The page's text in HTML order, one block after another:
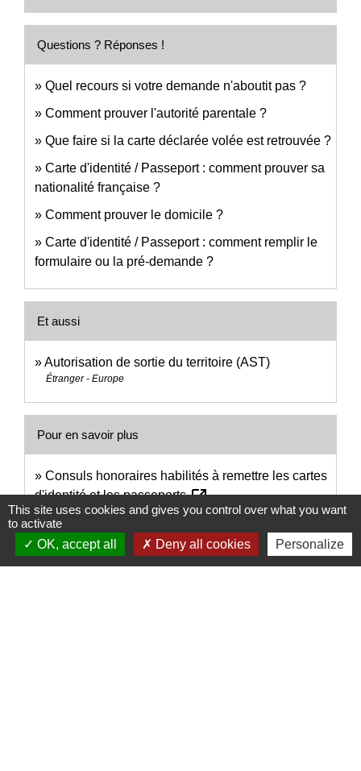
Questions ? Réponses !
Quel recours si votre demande n'aboutit pas ?
Comment prouver l'autorité parentale ?
Que faire si la carte déclarée volée est retrouvée ?
Carte d'identité / Passeport : comment prouver sa
nationalité française ?
Comment prouver le domicile ?
Carte d'identité / Passeport : comment remplir le
formulaire ou la pré-demande ?
Et aussi
Autorisation de sortie du territoire (AST)
Étranger - Europe
Pour en savoir plus
Consuls honoraires habilités à remettre les cartes
d'identité et les passeportsopen_in_new
Legifrance
Signaler une erreur sur cette page
This site uses cookies and gives you control over what you want
to activate
OK, accept all
Deny all cookies Personalize